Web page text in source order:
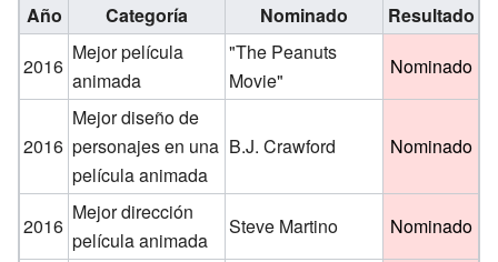
Año Categoría Nominado
Resultado
2016
Mejor película
animada
"The Peanuts
Movie"
Nominado
2016
Mejor diseño de
personajes en una
película animada
B.J. Crawford Nominado
2016
Mejor dirección
película animada
Steve Martino Nominado